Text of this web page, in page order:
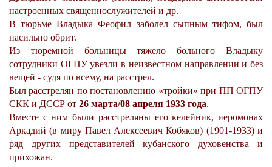
настроенных священнослужителей и др.
В тюрьме Владыка Феофил заболел сыпным тифом, был
насильно обрит.
Из тюремной больницы тяжело больного Владыку
сотрудники ОГПУ увезли в неизвестном направлении и без
вещей - судя по всему, на расстрел.
Был расстрелян по постановлению «тройки» при ПП ОГПУ
СКК и ДССР от 26 марта/08 апреля 1933 года.
Вместе с ним были расстреляны его келейник, иеромонах
Аркадий (в миру Павел Алексеевич Кобяков) (1901-1933) и
ряд других представителей кубанского духовенства и
прихожан.